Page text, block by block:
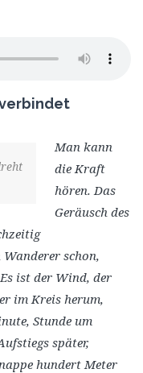
Man kann
die Kraft
hören. Das
Geräusch des
schon,
ist der Wind, der
im Kreis herum,
Stunde um
später,
hundertMeter